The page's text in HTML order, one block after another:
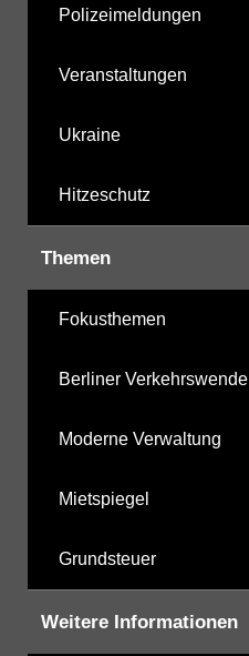
Polizeimeldungen
Veranstaltungen
Ukraine
Hitzeschutz
Themen
Fokusthemen
Berliner Verkehrswende
Moderne Verwaltung
Mietspiegel
Grundsteuer
Weitere Informationen